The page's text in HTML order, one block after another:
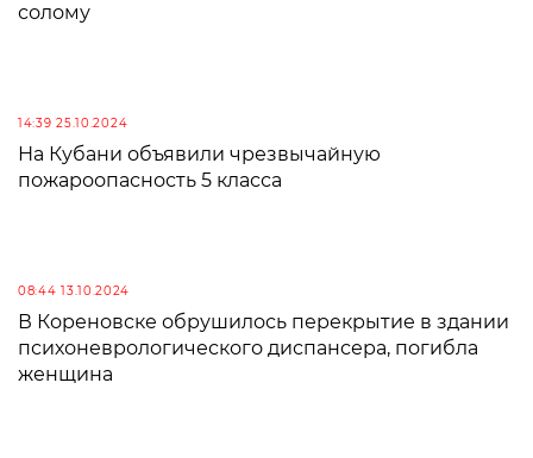
солому
14:39 25.10.2024
На Кубани объявили чрезвычайную
пожароопасность 5 класса
08:44 13.10.2024
В Кореновске обрушилось перекрытие в здании
психоневрологического диспансера, погибла
женщина